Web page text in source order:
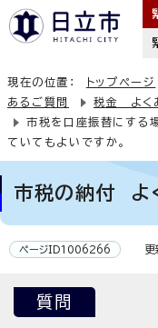
現在の位置： トップページ
あるご質問
税金 よく
市税を口座振替にする
ていてもよいですか。
市税の納付 よ
ページID1006266 更
質問